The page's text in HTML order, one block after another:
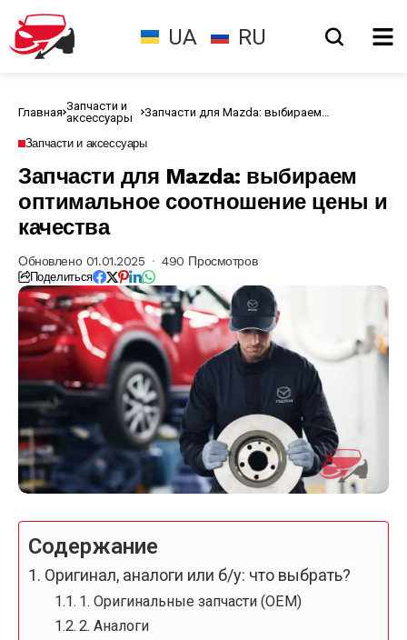
UA RU
Главная Запчасти и
аксессуары
Запчасти для Mazda: выбираем
Запчасти и аксессуары
Запчасти для Mazda: выбираем
оптимальное соотношение цены и
качества
Обновлено 01.01.2025 490 Просмотров
Поделиться
Содержание
Оригинал, аналоги или б/у: что выбрать?
1. Оригинальные запчасти (OEM)
2. Аналоги